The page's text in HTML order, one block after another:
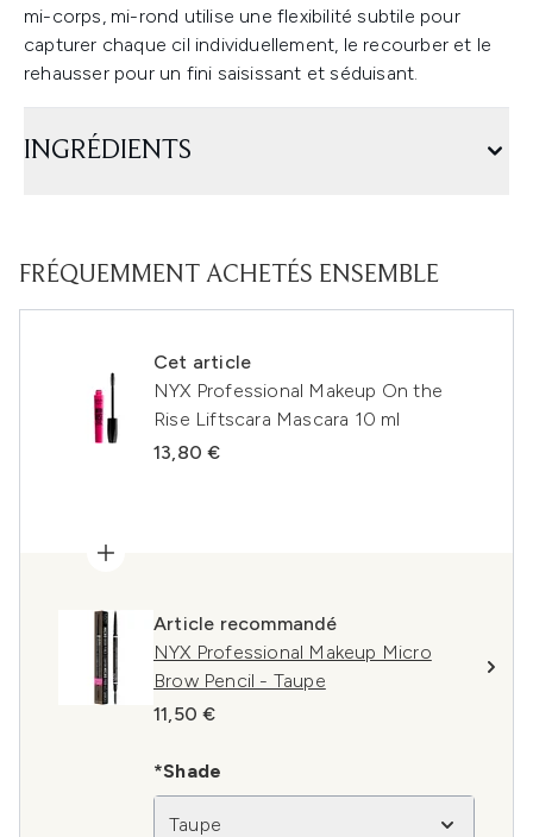
mi-corps, mi-rond utilise une flexibilité subtile pour
capturer chaque cil individuellement, le recourber et le
rehausser pour un fini saisissant et séduisant.
INGRÉDIENTS
FRÉQUEMMENT ACHETÉS ENSEMBLE
Cet article
NYX Professional Makeup On the
Rise Liftscara Mascara 10 ml
13,80 €
Article recommandé
NYX Professional Makeup Micro
Brow Pencil - Taupe
11,50 €
*Shade
Taupe